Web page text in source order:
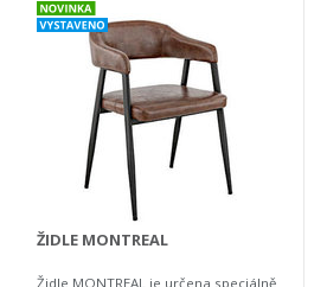
ŽIDLE MONTREAL
Židle MONTREAL je určena speciálně